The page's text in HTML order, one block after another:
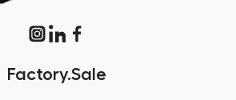
Factory.Sale